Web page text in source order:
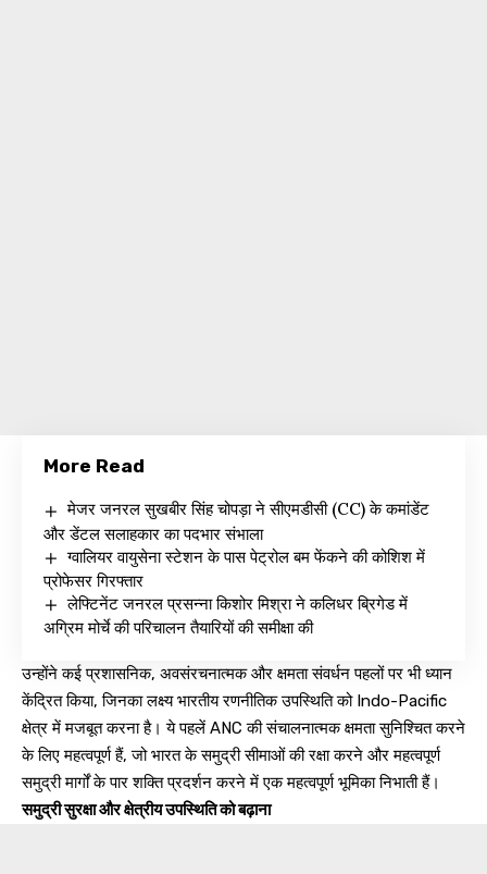
More Read
मेजर जनरल सुखबीर सिंह चोपड़ा ने सीएमडीसी (CC) के कमांडेंट
और डेंटल सलाहकार का पदभार संभाला
ग्वालियर वायुसेना स्टेशन के पास पेट्रोल बम फेंकने की कोशिश में
प्रोफेसर गिरफ्तार
लेफ्टिनेंट जनरल प्रसन्ना किशोर मिश्रा ने कलिधर ब्रिगेड में
अग्रिम मोर्चे की परिचालन तैयारियों की समीक्षा की
उन्होंने कई प्रशासनिक, अवसंरचनात्मक और क्षमता संवर्धन पहलों पर भी ध्यान
केंद्रित किया, जिनका लक्ष्य भारतीय रणनीतिक उपस्थिति को Indo-Pacific
क्षेत्र में मजबूत करना है। ये पहलें ANC की संचालनात्मक क्षमता सुनिश्चित करने
के लिए महत्वपूर्ण हैं, जो भारत के समुद्री सीमाओं की रक्षा करने और महत्वपूर्ण
समुद्री मार्गों के पार शक्ति प्रदर्शन करने में एक महत्वपूर्ण भूमिका निभाती हैं।
समुद्री सुरक्षा और क्षेत्रीय उपस्थिति को बढ़ाना